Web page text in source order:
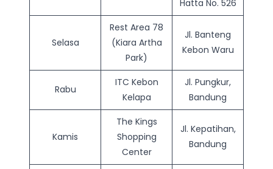
Hatta No. 526
Selasa
Rest Area 78
(Kiara Artha
Park)
Jl. Banteng
Kebon Waru
Rabu
ITC Kebon
Kelapa
Jl. Pungkur,
Bandung
Kamis
The Kings
Shopping
Center
Jl. Kepatihan,
Bandung